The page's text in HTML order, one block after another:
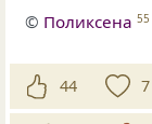
© Поликсена 55
44 7